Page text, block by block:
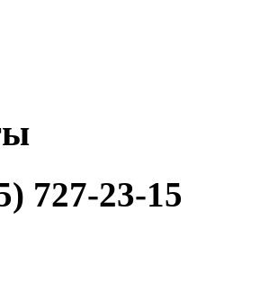
727-23-15